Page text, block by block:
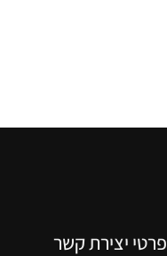
פרטי יצירת קשר